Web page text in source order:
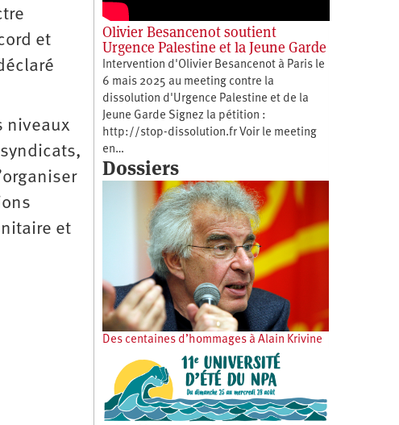
et
niveaux
et
Olivier Besancenot soutient
Urgence Palestine et la Jeune Garde
Intervention d'Olivier Besancenot à Paris le
6 mais 2025 au meeting contre la
dissolution d'Urgence Palestine et de la
Jeune Garde Signez la pétition :
http://stop-dissolution.fr Voir le meeting
en…
Dossiers
Des centaines d’hommages à Alain Krivine